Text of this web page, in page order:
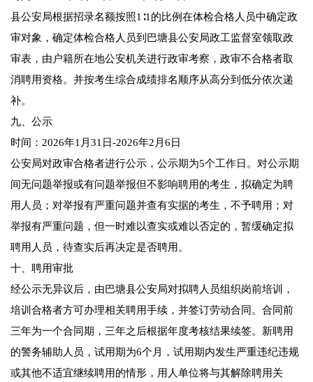
县公安局根据招录名额按照1∶1的比例在体检合格人员中确定政
审对象，确定体检合格人员到巴塘县公安局政工监督室领取政
审表，由户籍所在地公安机关进行政审考察，政审不合格者取
消聘用资格。并按考生综合成绩排名顺序从高分到低分依次递
补。
九、公示
时间：2026年1月31日-2026年2月6日
公安局对政审合格者进行公示，公示期为5个工作日。对公示期
间无问题举报或有问题举报但不影响聘用的考生，拟确定为聘
用人员；对举报有严重问题并查有实据的考生，不予聘用；对
举报有严重问题，但一时难以查实或难以否定的，暂缓确定拟
聘用人员，待查实后再决定是否聘用。
十、聘用审批
经公示无异议后，由巴塘县公安局对拟聘人员组织岗前培训，
培训合格者方可办理相关聘用手续，并签订劳动合同。合同前
三年为一个合同期，三年之后根据年度考核结果续签。新聘用
的警务辅助人员，试用期为6个月，试用期内发生严重违纪违规
或其他不适宜继续聘用的情形，用人单位将与其解除聘用关